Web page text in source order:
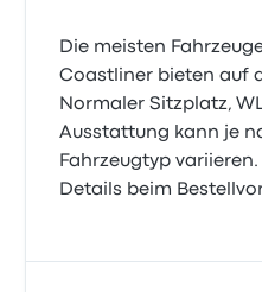
Die meisten
Coastliner bieten auf
Normaler Sitzplatz,
Ausstattung kann je
Fahrzeugtyp
Details beim